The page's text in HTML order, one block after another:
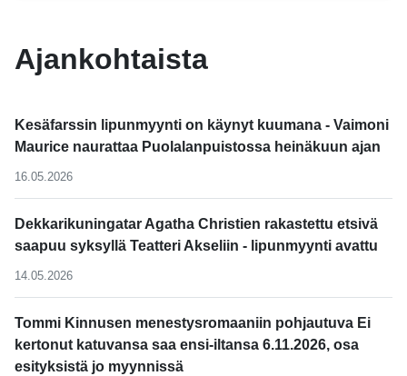
Ajankohtaista
Kesäfarssin lipunmyynti on käynyt kuumana - Vaimoni
Maurice naurattaa Puolalanpuistossa heinäkuun ajan
16.05.2026
Dekkarikuningatar Agatha Christien rakastettu etsivä
saapuu syksyllä Teatteri Akseliin - lipunmyynti avattu
14.05.2026
Tommi Kinnusen menestysromaaniin pohjautuva Ei
kertonut katuvansa saa ensi-iltansa 6.11.2026, osa
esityksistä jo myynnissä